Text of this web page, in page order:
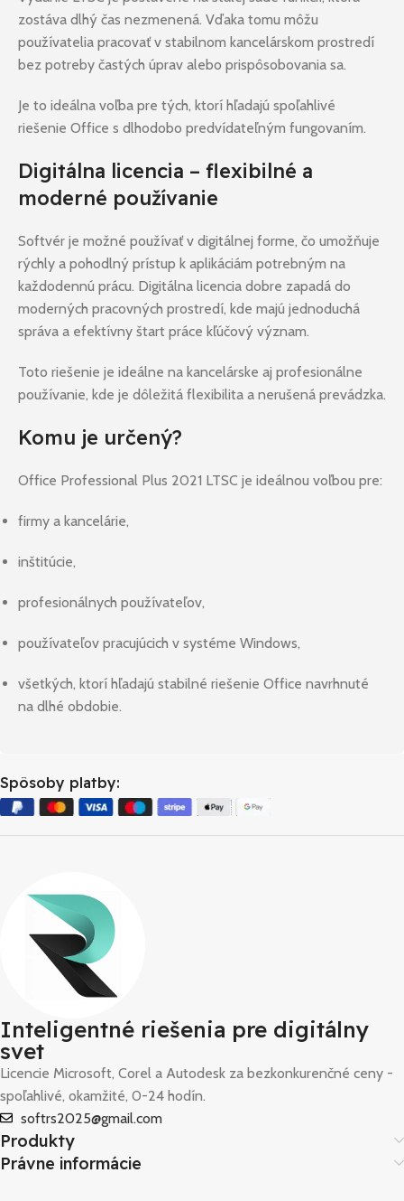
zostáva dlhý čas nezmenená. Vďaka tomu môžu
používatelia pracovať v stabilnom kancelárskom prostredí
bez potreby častých úprav alebo prispôsobovania sa.
Je to ideálna voľba pre tých, ktorí hľadajú spoľahlivé
riešenie Office s dlhodobo predvídateľným fungovaním.
Digitálna licencia – flexibilné a
moderné používanie
Softvér je možné používať v digitálnej forme, čo umožňuje
rýchly a pohodlný prístup k aplikáciám potrebným na
každodennú prácu. Digitálna licencia dobre zapadá do
moderných pracovných prostredí, kde majú jednoduchá
správa a efektívny štart práce kľúčový význam.
Toto riešenie je ideálne na kancelárske aj profesionálne
používanie, kde je dôležitá flexibilita a nerušená prevádzka.
Komu je určený?
Office Professional Plus 2021 LTSC je ideálnou voľbou pre:
firmy a kancelárie,
inštitúcie,
profesionálnych používateľov,
používateľov pracujúcich v systéme Windows,
všetkých, ktorí hľadajú stabilné riešenie Office navrhnuté
na dlhé obdobie.
Spôsoby platby:
Inteligentné riešenia pre digitálny
svet
Licencie Microsoft, Corel a Autodesk za bezkonkurenčné ceny -
spoľahlivé, okamžité, 0-24 hodín.
softrs2025@gmail.com
Produkty
Právne informácie